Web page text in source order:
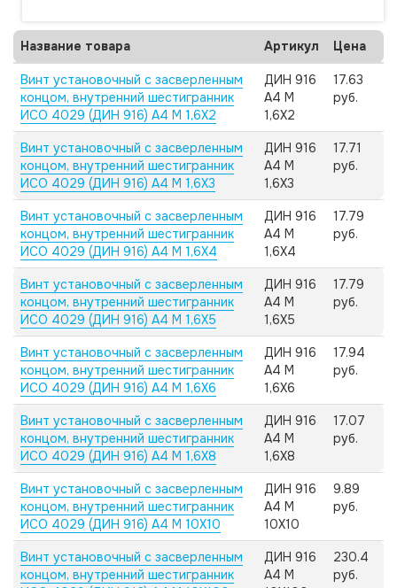
Название товара Артикул Цена
Винт установочный с засверленным
концом, внутренний шестигранник
ИСО 4029 (ДИН 916) А4 M 1,6X2
ДИН 916
А4 M
1,6X2
17.63
руб.
Винт установочный с засверленным
концом, внутренний шестигранник
ИСО 4029 (ДИН 916) А4 M 1,6X3
ДИН 916
А4 M
1,6X3
17.71
руб.
Винт установочный с засверленным
концом, внутренний шестигранник
ИСО 4029 (ДИН 916) А4 M 1,6X4
ДИН 916
А4 M
1,6X4
17.79
руб.
Винт установочный с засверленным
концом, внутренний шестигранник
ИСО 4029 (ДИН 916) А4 M 1,6X5
ДИН 916
А4 M
1,6X5
17.79
руб.
Винт установочный с засверленным
концом, внутренний шестигранник
ИСО 4029 (ДИН 916) А4 M 1,6X6
ДИН 916
А4 M
1,6X6
17.94
руб.
Винт установочный с засверленным
концом, внутренний шестигранник
ИСО 4029 (ДИН 916) А4 M 1,6X8
ДИН 916
А4 M
1,6X8
17.07
руб.
Винт установочный с засверленным
концом, внутренний шестигранник
ИСО 4029 (ДИН 916) А4 M 10X10
ДИН 916
А4 M
10X10
9.89
руб.
Винт установочный с засверленным
концом, внутренний шестигранник
ДИН 916
А4 M
230.4
руб.